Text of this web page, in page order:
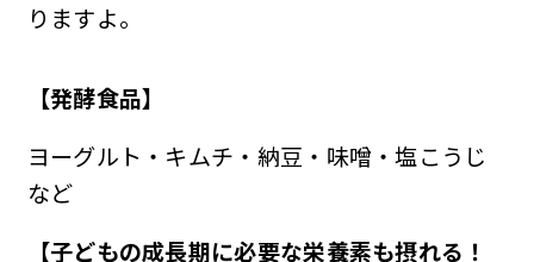
りますよ。
【発酵食品】
ヨーグルト・キムチ・納豆・味噌・塩こうじ
など
【子どもの成長期に必要な栄養素も摂れる！